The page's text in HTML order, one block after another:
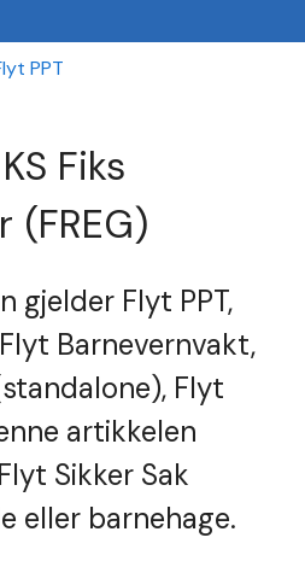
PPT
Fiks
(FREG)
gjelder Flyt PPT,
Barnevernvakt,
Flyt
artikkelen
Sikker Sak
eller barnehage.